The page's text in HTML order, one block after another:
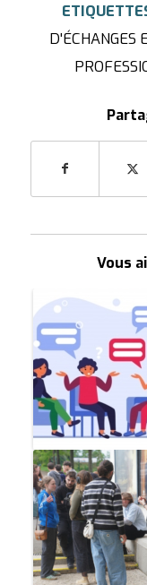
D'ÉCHANGES
Vous